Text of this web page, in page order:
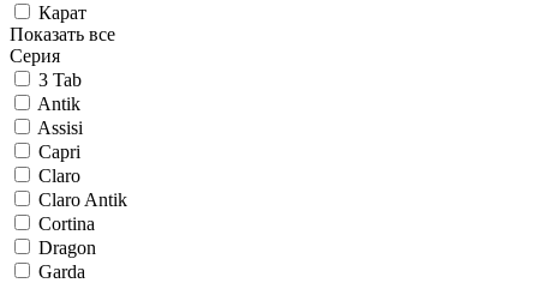
Карат
Показать все
Серия
3 Tab
Antik
Assisi
Capri
Claro
Claro Antik
Cortina
Dragon
Garda